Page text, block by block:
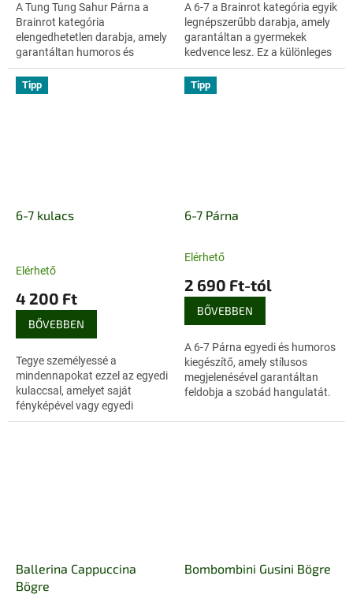
A Tung Tung Sahur Párna a
Brainrot kategória
elengedhetetlen darabja, amely
garantáltan humoros és
stílusos kiegészítője lesz a
szobádnak.
A 6-7 a Brainrot kategória egyik
legnépszerűbb darabja, amely
garantáltan a gyermekek
kedvence lesz. Ez a különleges
ajándékötlet most 2490 Ft-os
áron érhető el áruházunk...
Tipp
6-7 kulacs
Elérhető
4 200 Ft
BŐVEBBEN
Tegye személyessé a
mindennapokat ezzel az egyedi
kulaccsal, amelyet saját
fényképével vagy egyedi
felirattal tehet különlegessé. A
Tipp
6-7 Párna
A
átlagos
értékelése
5,0
csillag.
Elérhető
2 690 Ft-tól
BŐVEBBEN
A 6-7 Párna egyedi és humoros
kiegészítő, amely stílusos
megjelenésével garantáltan
feldobja a szobád hangulatát.
Brainrot kategória egyik
Ballerina Cappuccina
Bögre
Bombombini Gusini Bögre